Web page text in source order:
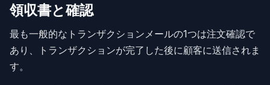
領収書と確認
最も一般的なトランザクションメールの1つは注文確認で
あり、トランザクションが完了した後に顧客に送信されま
す。